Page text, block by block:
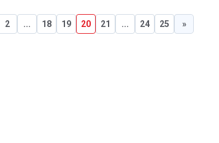
2 ... 18 19 20 21 ... 24 25 »